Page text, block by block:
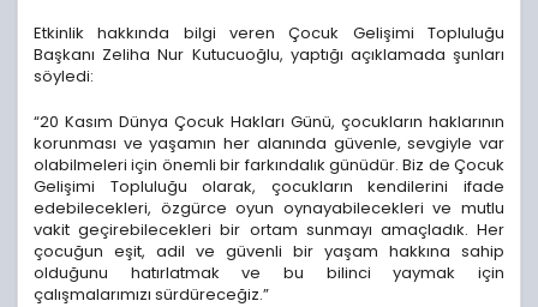
Etkinlik hakkında bilgi veren Çocuk Gelişimi Topluluğu
Başkanı Zeliha Nur Kutucuoğlu, yaptığı açıklamada şunları
söyledi:
“20 Kasım Dünya Çocuk Hakları Günü, çocukların haklarının
korunması ve yaşamın her alanında güvenle, sevgiyle var
olabilmeleri için önemli bir farkındalık günüdür. Biz de Çocuk
Gelişimi Topluluğu olarak, çocukların kendilerini ifade
edebilecekleri, özgürce oyun oynayabilecekleri ve mutlu
vakit geçirebilecekleri bir ortam sunmayı amaçladık. Her
çocuğun eşit, adil ve güvenli bir yaşam hakkına sahip
olduğunu hatırlatmak ve bu bilinci yaymak için
çalışmalarımızı sürdüreceğiz.”